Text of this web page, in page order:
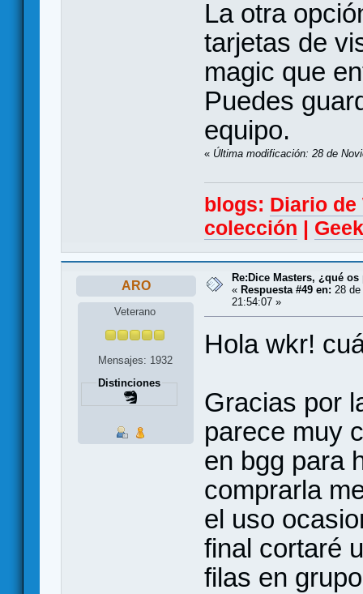
La otra
tarjetas de
magic que
Puedes
equipo.
« Última modificación: 28 de
blogs: Diario
colección
ARO
Veterano
Mensajes: 1932
Distinciones
Re:Dice Masters, ¿qué os
« Respuesta #49 en: 28
21:54:07 »
Hola wkr!
Gracias por
parece muy
en bgg para
comprarla
el uso
final cortaré
filas en